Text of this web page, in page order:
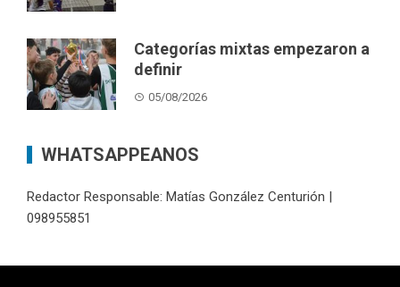
Categorías mixtas empezaron a
definir
05/08/2026
WHATSAPPEANOS
Redactor Responsable: Matías González Centurión |
098955851